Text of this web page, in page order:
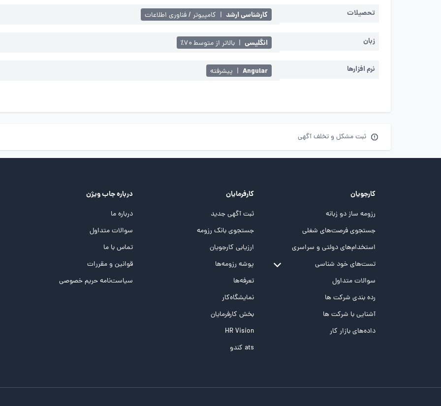
تحصیلات کارشناسی ارشد | کامپیوتر / فناوری اطلاعات
زبان انگلیسی | بالاتر از متوسط ۷۰٪
نرم افزارها Angular
| پیشرفته
ثبت مشکل و تخلف آگهی
کارجویان
رزومه ساز دو زبانه
جستجوی فرصت‌های شغلی
استخدام‌های دولتی و سراسری
تست‌های خود شناسی
تست MBTI
تست تیپ سنجی شغلی Holland
تست NEO
تست هوش های چندگانه
سوالات متداول
رده بندی شرکت ها
آشنایی با شرکت ها
داده‌های بازار کار
کارفرمایان
ثبت آگهی جدید
جستجوی بانک رزومه
ارزیابی کارجویان
پوشه‌‌ رزومه‌ها
تعرفه‌ها
نمایشگاه‌کار
بخش کارفرمایان
HR Vision
ats کندو
درباره جاب ویژن
درباره ما
سوالات متداول
تماس با ما
قوانین و مقررات
سیاست‌نامه حریم خصوصی